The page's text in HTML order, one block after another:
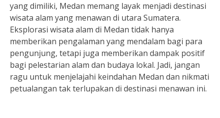
yang dimiliki, Medan memang layak menjadi destinasi
wisata alam yang menawan di utara Sumatera.
Eksplorasi wisata alam di Medan tidak hanya
memberikan pengalaman yang mendalam bagi para
pengunjung, tetapi juga memberikan dampak positif
bagi pelestarian alam dan budaya lokal. Jadi, jangan
ragu untuk menjelajahi keindahan Medan dan nikmati
petualangan tak terlupakan di destinasi menawan ini.